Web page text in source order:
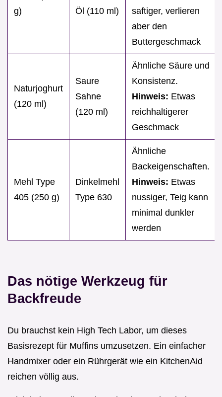
g)
Öl (110 ml)
saftiger, verlieren
aber den
Buttergeschmack
Naturjoghurt
(120 ml)
Saure
Sahne
(120 ml)
Ähnliche Säure und
Konsistenz.
Hinweis: Etwas
reichhaltigerer
Geschmack
Mehl Type
405 (250 g)
Dinkelmehl
Type 630
Ähnliche
Backeigenschaften.
Hinweis: Etwas
nussiger, Teig kann
minimal dunkler
werden
Das nötige Werkzeug für
Backfreude
Du brauchst kein High Tech Labor, um dieses
Basisrezept für Muffins umzusetzen. Ein einfacher
Handmixer oder ein Rührgerät wie ein KitchenAid
reichen völlig aus.